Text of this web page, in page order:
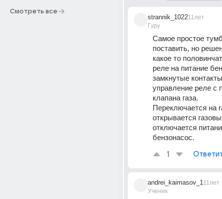
Смотреть все
strannik_1022
Гуру
11лет
Самое простое
поставить, но
какое то
реле на питание
замкнутые
управление реле с
клапана газа.
Переключается на
открывается
отключается
бензонасос.
1
andrei_kaimasov_1
Ученик
11лет